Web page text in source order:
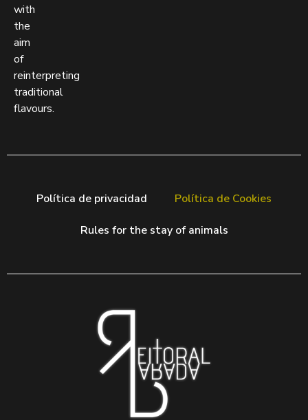
with
the
aim
of
reinterpreting
traditional
flavours.
Política de privacidad Política de Cookies
Rules for the stay of animals